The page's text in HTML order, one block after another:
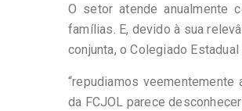
O setor atende anualmente
famílias. E, devido à sua
conjunta, o Colegiado
“repudiamos
da FCJOL parece